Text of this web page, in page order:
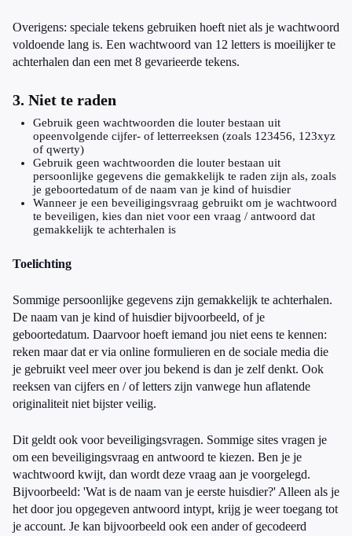
Overigens: speciale tekens gebruiken hoeft niet als je wachtwoord
voldoende lang is. Een wachtwoord van 12 letters is moeilijker te
achterhalen dan een met 8 gevarieerde tekens.
3. Niet te raden
Gebruik geen wachtwoorden die louter bestaan uit
opeenvolgende cijfer- of letterreeksen (zoals 123456, 123xyz
of qwerty)
Gebruik geen wachtwoorden die louter bestaan uit
persoonlijke gegevens die gemakkelijk te raden zijn als, zoals
je geboortedatum of de naam van je kind of huisdier
Wanneer je een beveiligingsvraag gebruikt om je wachtwoord
te beveiligen, kies dan niet voor een vraag / antwoord dat
gemakkelijk te achterhalen is
Toelichting
Sommige persoonlijke gegevens zijn gemakkelijk te achterhalen.
De naam van je kind of huisdier bijvoorbeeld, of je
geboortedatum. Daarvoor hoeft iemand jou niet eens te kennen:
reken maar dat er via online formulieren en de sociale media die
je gebruikt veel meer over jou bekend is dan je zelf denkt. Ook
reeksen van cijfers en / of letters zijn vanwege hun aflatende
originaliteit niet bijster veilig.
Dit geldt ook voor beveiligingsvragen. Sommige sites vragen je
om een beveiligingsvraag en antwoord te kiezen. Ben je je
wachtwoord kwijt, dan wordt deze vraag aan je voorgelegd.
Bijvoorbeeld: 'Wat is de naam van je eerste huisdier?' Alleen als je
het door jou opgegeven antwoord intypt, krijg je weer toegang tot
je account. Je kan bijvoorbeeld ook een ander of gecodeerd